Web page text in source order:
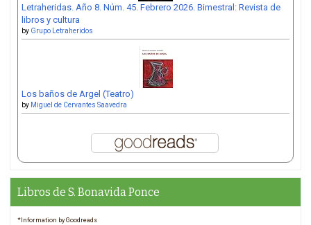
Letraheridas. Año 8. Núm. 45. Febrero 2026. Bimestral: Revista de
libros y cultura
by Grupo Letraheridos
Los baños de Argel (Teatro)
by Miguel de Cervantes Saavedra
Libros de S. Bonavida Ponce
*Information by Goodreads